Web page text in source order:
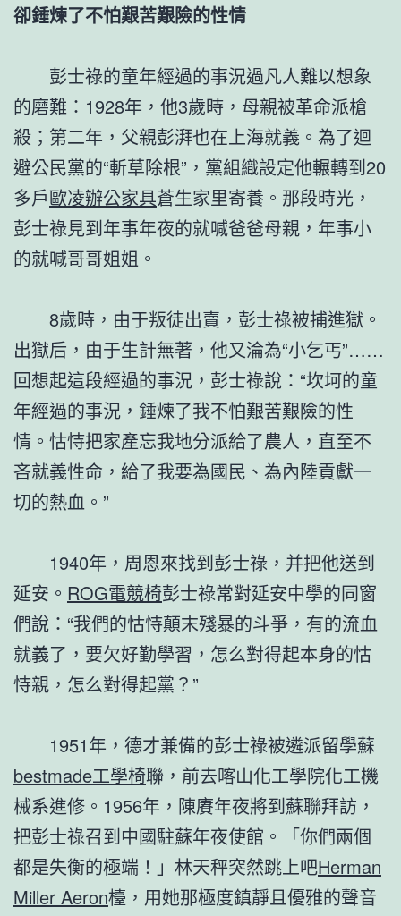
卻錘煉了不怕艱苦艱險的性情
彭士祿的童年經過的事況過凡人難以想象
的磨難：1928年，他3歲時，母親被革命派槍
殺；第二年，父親彭湃也在上海就義。為了迴
避公民黨的“斬草除根”，黨組織設定他輾轉到20
多戶歐凌辦公家具蒼生家里寄養。那段時光，
彭士祿見到年事年夜的就喊爸爸母親，年事小
的就喊哥哥姐姐。
8歲時，由于叛徒出賣，彭士祿被捕進獄。
出獄后，由于生計無著，他又淪為“小乞丐”……
回想起這段經過的事況，彭士祿說：“坎坷的童
年經過的事況，錘煉了我不怕艱苦艱險的性
情。怙恃把家產忘我地分派給了農人，直至不
吝就義性命，給了我要為國民、為內陸貢獻一
切的熱血。”
1940年，周恩來找到彭士祿，并把他送到
延安。 ROG電競椅彭士祿常對延安中學的同窗
們說：“我們的怙恃顛末殘暴的斗爭，有的流血
就義了，要欠好勤學習，怎么對得起本身的怙
恃親，怎么對得起黨？”
1951年，德才兼備的彭士祿被遴派留學蘇
bestmade工學椅聯，前去喀山化工學院化工機
械系進修。1956年，陳賡年夜將到蘇聯拜訪，
把彭士祿召到中國駐蘇年夜使館。「你們兩個
都是失衡的極端！」林天秤突然跳上吧Herman
Miller Aeron檯，用她那極度鎮靜且優雅的聲音